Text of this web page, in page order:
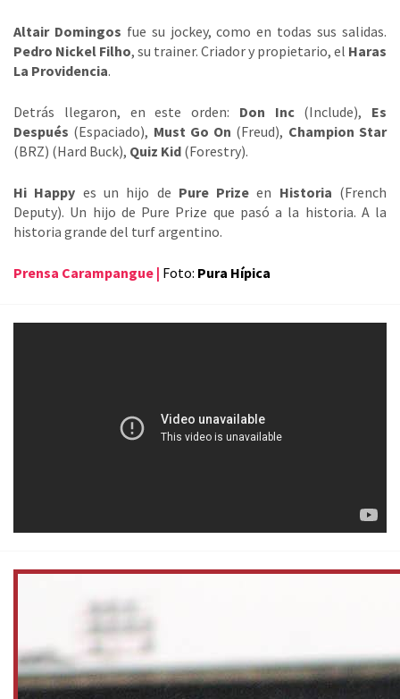
Altair Domingos fue su jockey, como en todas sus salidas.
Pedro Nickel Filho, su trainer. Criador y propietario, el Haras
La Providencia.
Detrás llegaron, en este orden: Don Inc(Include), Es
Después (Espaciado), Must Go On (Freud), Champion Star
(BRZ) (Hard Buck), Quiz Kid (Forestry).
Hi Happy es un hijo de Pure Prize en Historia (French
Deputy). Un hijo de Pure Prize que pasó a la historia. A la
historia grande del turf argentino.
Prensa Carampangue | Foto: Pura Hípica